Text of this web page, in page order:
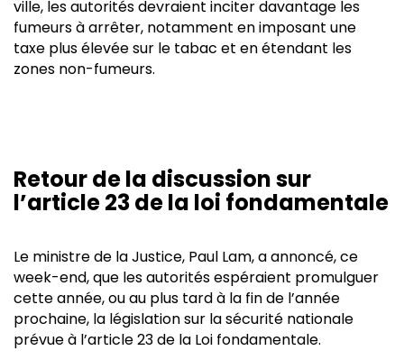
ville, les autorités devraient inciter davantage les
fumeurs à arrêter, notamment en imposant une
taxe plus élevée sur le tabac et en étendant les
zones non-fumeurs.
Retour de la discussion sur
l’article 23 de la loi fondamentale
Le ministre de la Justice, Paul Lam, a annoncé, ce
week-end, que les autorités espéraient promulguer
cette année, ou au plus tard à la fin de l’année
prochaine, la législation sur la sécurité nationale
prévue à l’article 23 de la Loi fondamentale.